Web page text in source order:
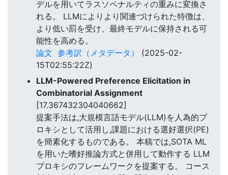
デルを用いてラスソペナルティの重みに変換さ
れる。 LLMによりより関連づけられた特徴は、
より低い罰を受け、最終モデルに保持される可
能性を高める。
論文 参考訳（メタデータ）
(2025-02-
15T02:55:22Z)
LLM-Powered Preference Elicitation in
Combinatorial Assignment
[17.367432304040662]
提案手法は,大規模言語モデル(LLM)を人為的プ
ロキシとして活用し,課題における選好選択(PE)
を簡素化するものである。 本稿では,SOTA ML
を用いた嗜好推論方式と併用して動作する LLM
プロキシのフレームワークを提案する。 コース